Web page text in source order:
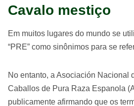
Cavalo mestiço
Em muitos lugares do mundo se
“PRE” como sinônimos para se
No entanto, a Asociación Nacional
Caballos de Pura Raza Espanola
publicamente afirmando que os